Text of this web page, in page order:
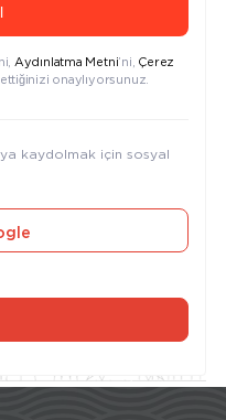
Aydınlatma Metni’ni, Çerez
ettiğinizi onaylıyorsunuz.
kaydolmak için sosyal